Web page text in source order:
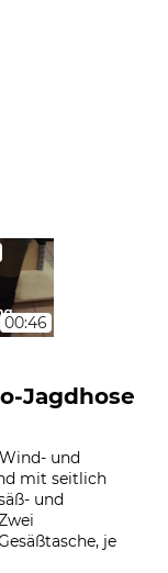
00:46
Jagdhose
und
mit seitlich
und
je